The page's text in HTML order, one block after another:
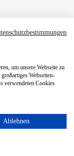
um unsere Webseite zu
Webseiten-
verwendeten Cookies
Ablehnen